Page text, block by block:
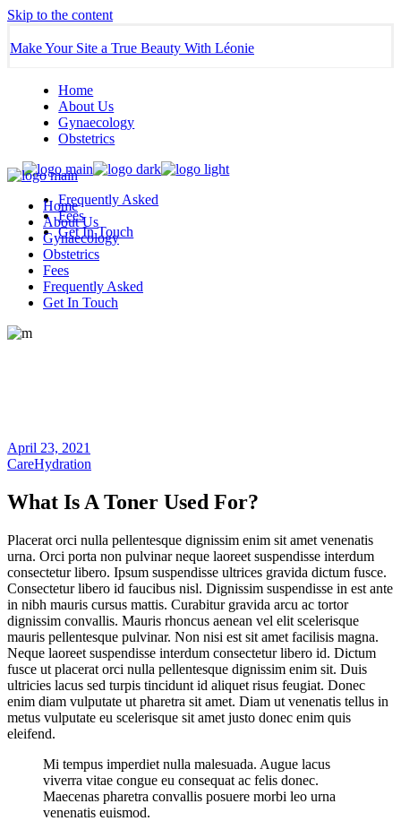
Skip to the content
Make Your Site a True Beauty With Léonie
Home
About Us
Gynaecology
Obstetrics
Frequently Asked
Fees
Get In Touch
Home
About Us
Gynaecology
Obstetrics
Fees
Frequently Asked
Get In Touch
April 23, 2021
CareHydration
What Is A Toner Used For?
Placerat orci nulla pellentesque dignissim enim sit amet venenatis
urna. Orci porta non pulvinar neque laoreet suspendisse interdum
consectetur libero. Ipsum suspendisse ultrices gravida dictum fusce.
Consectetur libero id faucibus nisl. Dignissim suspendisse in est ante
in nibh mauris cursus mattis. Curabitur gravida arcu ac tortor
dignissim convallis. Mauris rhoncus aenean vel elit scelerisque
mauris pellentesque pulvinar. Non nisi est sit amet facilisis magna.
Neque laoreet suspendisse interdum consectetur libero id. Dictum
fusce ut placerat orci nulla pellentesque dignissim enim sit. Duis
ultricies lacus sed turpis tincidunt id aliquet risus feugiat. Donec
enim diam vulputate ut pharetra sit amet. Diam ut venenatis tellus in
metus vulputate eu scelerisque sit amet justo donec enim quis
eleifend.
Mi tempus imperdiet nulla malesuada. Augue lacus
viverra vitae congue eu consequat ac felis donec.
Maecenas pharetra convallis posuere morbi leo urna
venenatis euismod.